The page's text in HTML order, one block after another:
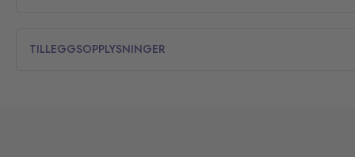
TILLEGGSOPPLYSNINGER